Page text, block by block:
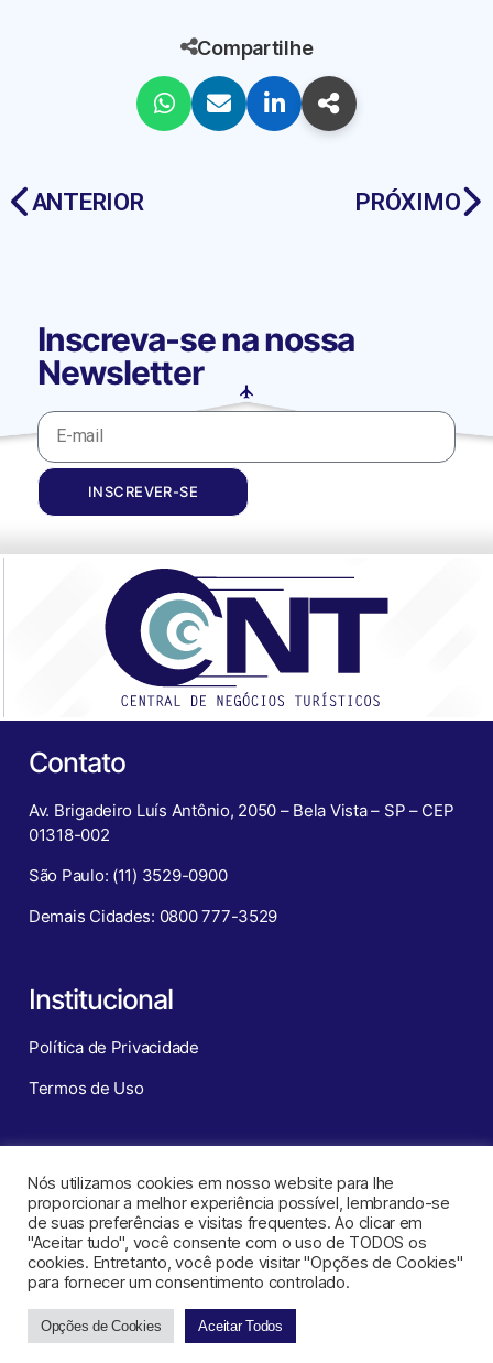
Compartilhe
ANTERIOR PRÓXIMO
Inscreva-se na nossa
Newsletter
INSCREVER-SE
Contato
Av. Brigadeiro Luís Antônio, 2050 – Bela Vista – SP – CEP
01318-002
São Paulo: (11) 3529-0900
Demais Cidades: 0800 777-3529
Institucional
Política de Privacidade
Termos de Uso
Redes Sociais
CNT – Central de Negócios Turísticos ©
Nós utilizamos cookies em nosso website para lhe
proporcionar a melhor experiência possível, lembrando-se
de suas preferências e visitas frequentes. Ao clicar em
"Aceitar tudo", você consente com o uso de TODOS os
cookies. Entretanto, você pode visitar "Opções de Cookies"
para fornecer um consentimento controlado.
Opções de Cookies Aceitar Todos